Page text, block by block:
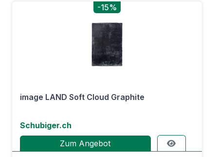
-15%
image LAND Soft Cloud Graphite
Schubiger.ch
Zum Angebot